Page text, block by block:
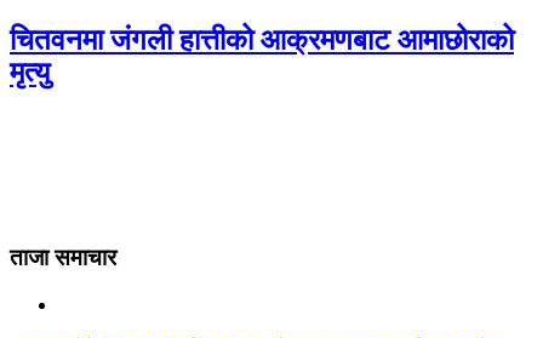
चितवनमा जंगली हात्तीको आक्रमणबाट आमाछोराको
मृत्यु
ताजा समाचार